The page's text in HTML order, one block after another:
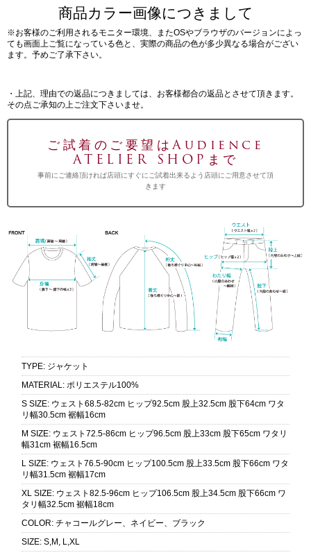
商品カラー画像につきまして
※お客様のご利用されるモニター環境、またOSやブラウザのバージョンによっ
ても画面上ご覧になっている色と、実際の商品の色が多少異なる場合がござい
ます。予めご了承下さい。
・上記、理由での返品につきましては、お客様都合の返品とさせて頂きます。
その点ご承知の上ご注文下さいませ。
ご試着のご要望はAudience
ATELIER SHOPまで
事前にご連絡頂ければ店頭にすぐにご試着出来るよう店頭にご用意させて頂
きます
TYPE: ジャケット
MATERIAL: ポリエステル100%
S SIZE: ウェスト68.5-82cm ヒップ92.5cm 股上32.5cm 股下64cm ワタ
リ幅30.5cm 裾幅16cm
M SIZE: ウェスト72.5-86cm ヒップ96.5cm 股上33cm 股下65cm ワタリ
幅31cm 裾幅16.5cm
L SIZE: ウェスト76.5-90cm ヒップ100.5cm 股上33.5cm 股下66cm ワタ
リ幅31.5cm 裾幅17cm
XL SIZE: ウェスト82.5-96cm ヒップ106.5cm 股上34.5cm 股下66cm ワ
タリ幅32.5cm 裾幅18cm
COLOR: チャコールグレー、ネイビー、ブラック
SIZE: S,M, L,XL